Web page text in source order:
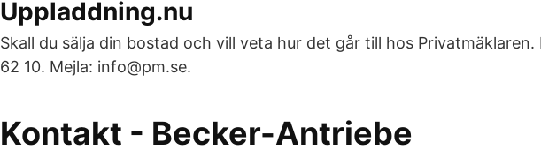
Uppladdning.nu
Skall du sälja din bostad och vill veta hur det går till hos Privatmäklaren.
62 10. Mejla: info@pm.se.
Kontakt - Becker-Antriebe